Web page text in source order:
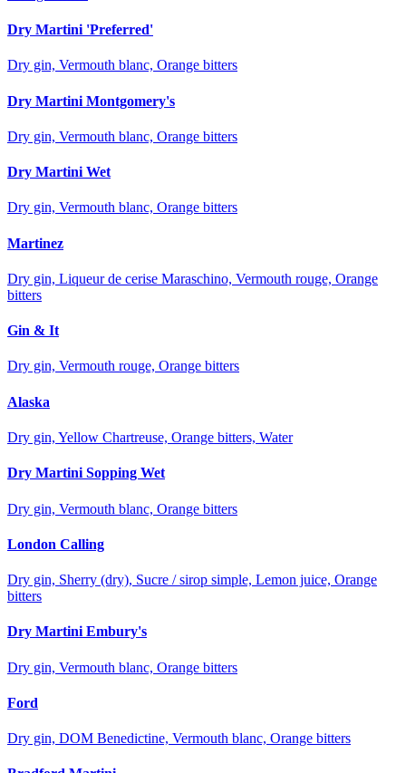
Dry Martini 'Preferred'
Dry gin, Vermouth blanc, Orange bitters
Dry Martini Montgomery's
Dry gin, Vermouth blanc, Orange bitters
Dry Martini Wet
Dry gin, Vermouth blanc, Orange bitters
Martinez
Dry gin, Liqueur de cerise Maraschino, Vermouth rouge, Orange
bitters
Gin & It
Dry gin, Vermouth rouge, Orange bitters
Alaska
Dry gin, Yellow Chartreuse, Orange bitters, Water
Dry Martini Sopping Wet
Dry gin, Vermouth blanc, Orange bitters
London Calling
Dry gin, Sherry (dry), Sucre / sirop simple, Lemon juice, Orange
bitters
Dry Martini Embury's
Dry gin, Vermouth blanc, Orange bitters
Ford
Dry gin, DOM Benedictine, Vermouth blanc, Orange bitters